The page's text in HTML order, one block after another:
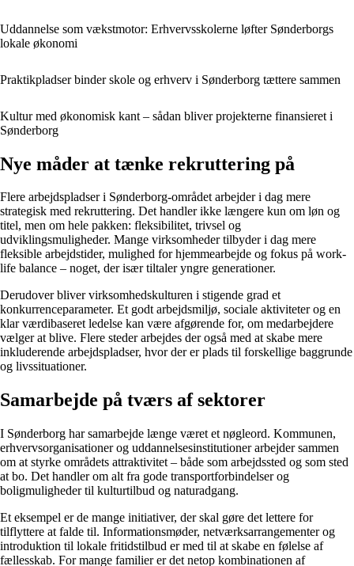
Uddannelse som vækstmotor: Erhvervsskolerne løfter Sønderborgs
lokale økonomi
Praktikpladser binder skole og erhverv i Sønderborg tættere sammen
Kultur med økonomisk kant – sådan bliver projekterne finansieret i
Sønderborg
Nye måder at tænke rekruttering på
Flere arbejdspladser i Sønderborg-området arbejder i dag mere
strategisk med rekruttering. Det handler ikke længere kun om løn og
titel, men om hele pakken: fleksibilitet, trivsel og
udviklingsmuligheder. Mange virksomheder tilbyder i dag mere
fleksible arbejdstider, mulighed for hjemmearbejde og fokus på work-
life balance – noget, der især tiltaler yngre generationer.
Derudover bliver virksomhedskulturen i stigende grad et
konkurrenceparameter. Et godt arbejdsmiljø, sociale aktiviteter og en
klar værdibaseret ledelse kan være afgørende for, om medarbejdere
vælger at blive. Flere steder arbejdes der også med at skabe mere
inkluderende arbejdspladser, hvor der er plads til forskellige baggrunde
og livssituationer.
Samarbejde på tværs af sektorer
I Sønderborg har samarbejde længe været et nøgleord. Kommunen,
erhvervsorganisationer og uddannelsesinstitutioner arbejder sammen
om at styrke områdets attraktivitet – både som arbejdssted og som sted
at bo. Det handler om alt fra gode transportforbindelser og
boligmuligheder til kulturtilbud og naturadgang.
Et eksempel er de mange initiativer, der skal gøre det lettere for
tilflyttere at falde til. Informationsmøder, netværksarrangementer og
introduktion til lokale fritidstilbud er med til at skabe en følelse af
fællesskab. For mange familier er det netop kombinationen af